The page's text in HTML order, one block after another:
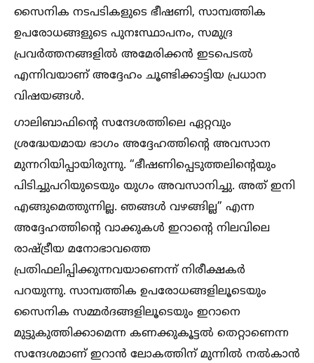
സൈനിക നടപടികളുടെ ഭീഷണി, സാമ്പത്തിക
ഉപരോധങ്ങളുടെ പുനഃസ്ഥാപനം, സമുദ്ര
പ്രവർത്തനങ്ങളില്‍ അമേരിക്കൻ ഇടപെടല്‍
എന്നിവയാണ് അദ്ദേഹം ചൂണ്ടിക്കാട്ടിയ പ്രധാന
വിഷയങ്ങള്‍.
ഗാലിബാഫിന്റെ സന്ദേശത്തിലെ ഏറ്റവും
ശ്രദ്ധേയമായ ഭാഗം അദ്ദേഹത്തിന്റെ അവസാന
മുന്നറിയിപ്പായിരുന്നു. “ഭീഷണിപ്പെടുത്തലിന്റെയും
പിടിച്ചുപറിയുടെയും യുഗം അവസാനിച്ചു. അത് ഇനി
എങ്ങുമെത്തുന്നില്ല. ഞങ്ങള്‍ വഴങ്ങില്ല” എന്ന
അദ്ദേഹത്തിന്റെ വാക്കുകള്‍ ഇറാന്റെ നിലവിലെ
രാഷ്ട്രീയ മനോഭാവത്തെ
പ്രതിഫലിപ്പിക്കുന്നവയാണെന്ന് നിരീക്ഷകർ
പറയുന്നു. സാമ്പത്തിക ഉപരോധങ്ങളിലൂടെയും
സൈനിക സമ്മർദങ്ങളിലൂടെയും ഇറാനെ
മുട്ടുകുത്തിക്കാമെന്ന കണക്കുകൂട്ടല്‍ തെറ്റാണെന്ന
സന്ദേശമാണ് ഇറാൻ ലോകത്തിന് മുന്നില്‍ നല്‍കാൻ